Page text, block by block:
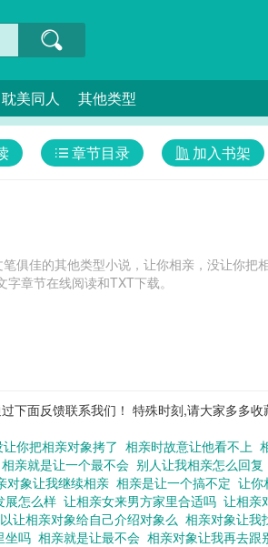
耽美同人 其他类型
加入书架
章节目录
俱佳的其他类型小说，让你相亲，没让你把
章节在线阅读和TXT下载。
下面反馈联系我们！ 特殊时刻,请大家多多收
让你把相亲对象拷了 相亲时故意让他看不上
相亲就是让一个最不会 别人让我相亲怎么回复
对象让我继续相亲 相亲是让一个搞不定 让你
展怎么样 让相亲女来男方家里合适吗 让相亲
让相亲对象给自己介绍对象么 相亲对象让我
坐吗 相亲就是让最不会 相亲对象让我再去跟